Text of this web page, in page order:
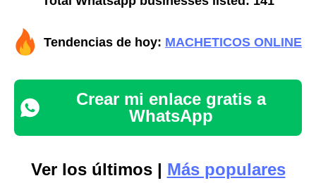
Tendencias de hoy: MACHETICOS ONLINE
Crear mi enlace gratis a
WhatsApp
Ver los últimos | Más populares